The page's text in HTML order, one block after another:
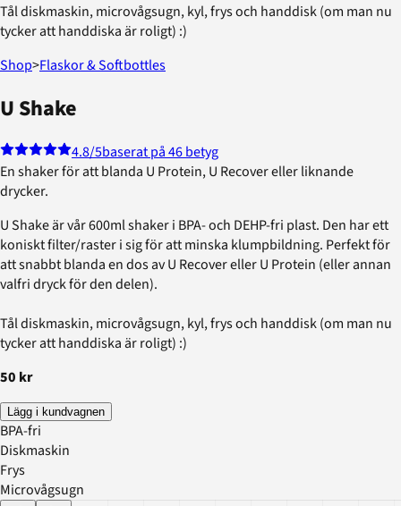
Tål diskmaskin, microvågsugn, kyl, frys och handdisk (om man nu
tycker att handdiska är roligt) :)
Shop>Flaskor & Softbottles
U Shake
4.8/5baserat på 46 betyg
En shaker för att blanda U Protein, U Recover eller liknande
drycker.
U Shake är vår 600ml shaker i BPA- och DEHP-fri plast. Den har ett
koniskt filter/raster i sig för att minska klumpbildning. Perfekt för
att snabbt blanda en dos av U Recover eller U Protein (eller annan
valfri dryck för den delen).
Tål diskmaskin, microvågsugn, kyl, frys och handdisk (om man nu
tycker att handdiska är roligt) :)
50 kr
Lägg i kundvagnen
BPA-fri
Diskmaskin
Frys
Microvågsugn